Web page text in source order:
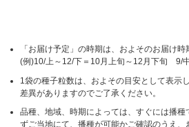
「お届け予定」の時期は、およそのお届け時
(例)10/上～12/下＝10月上旬～12月下旬 9/
1袋の種子粒数は、およその目安として表示
差異がありますのでご了承ください。
品種、地域、時期によっては、すぐには播
ずご当地にて、播種が可能かご確認のうえ、